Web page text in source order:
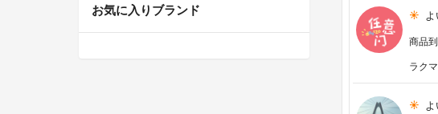
商品
ラク
お気に入りブランド